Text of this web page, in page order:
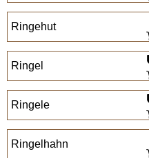
Ringehut
Ringel
Ringele
Ringelhahn